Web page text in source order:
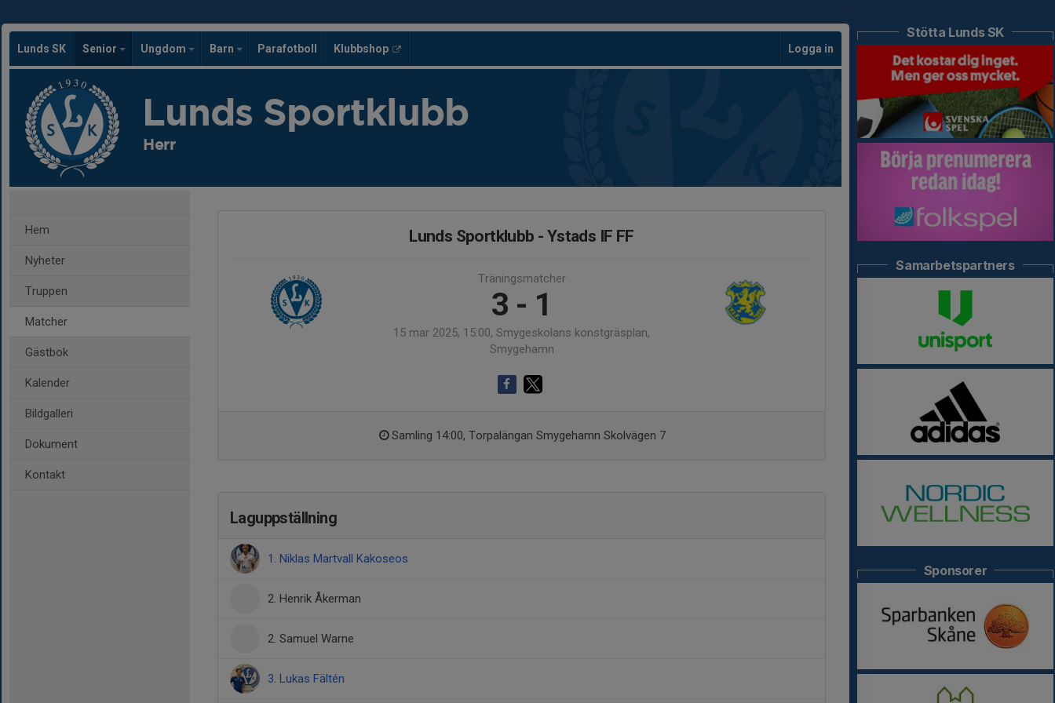
Lunds SK Senior Ungdom Barn Parafotboll Klubbshop Logga in
Lunds Sportklubb
Herr
Hem
Nyheter
Truppen
Matcher
Gästbok
Kalender
Bildgalleri
Dokument
Kontakt
Lunds Sportklubb - Ystads IF FF
Träningsmatcher
3 - 1
15 mar 2025, 15:00, Smygeskolans konstgräsplan,
Smygehamn
Samling 14:00, Torpalängan Smygehamn Skolvägen 7
Laguppställning
1. Niklas Martvall Kakoseos
2. Henrik Åkerman
2. Samuel Warne
3. Lukas Fältén
Stötta Lunds SK
Samarbetspartners
Sponsorer